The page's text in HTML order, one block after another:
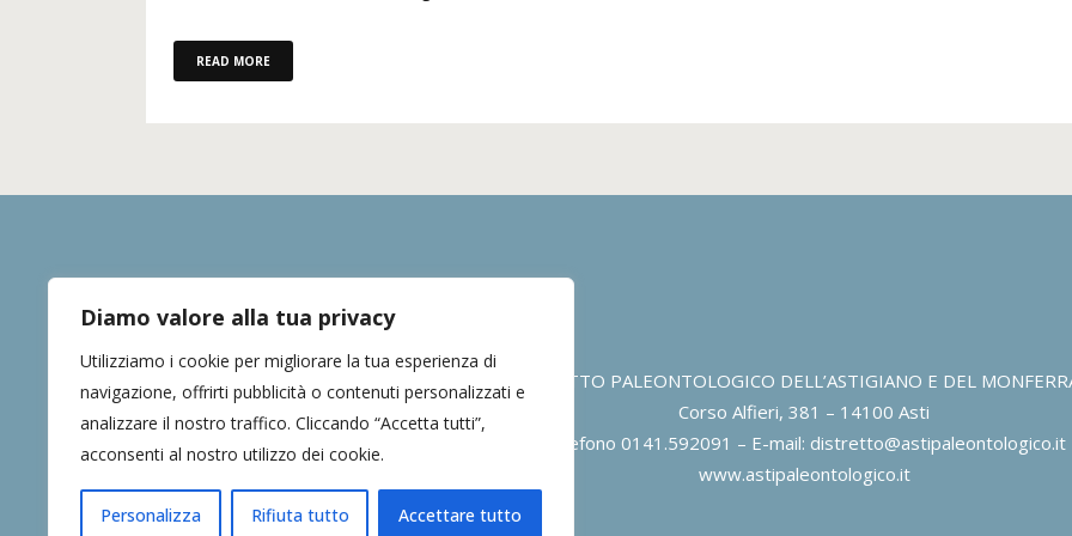
Diamo valore alla tua privacy
Utilizziamo i cookie per migliorare la tua esperienza di
navigazione, offrirti pubblicità o contenuti personalizzati e
analizzare il nostro traffico. Cliccando “Accetta tutti”,
acconsenti al nostro utilizzo dei cookie.
Personalizza Rifiuta tutto Accettare tutto
READ MORE
DISTRETTO PALEONTOLOGICO DELL’ASTIGIANO E DEL
Corso Alfieri, 381 – 14100 Asti
Telefono 0141.592091 – E-mail: distretto@astipaleontologico.it
www.astipaleontologico.it